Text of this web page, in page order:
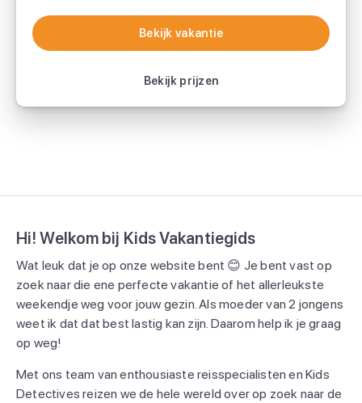
Bekijk vakantie
Bekijk prijzen
Bekijk vakantie
Hi! Welkom bij Kids Vakantiegids
Wat leuk dat je op onze website bent 😊 Je bent vast op
zoek naar die ene perfecte vakantie of het allerleukste
weekendje weg voor jouw gezin. Als moeder van 2 jongens
weet ik dat dat best lastig kan zijn. Daarom help ik je graag
op weg!
Met ons team van enthousiaste reisspecialisten en Kids
Detectives reizen we de hele wereld over op zoek naar de